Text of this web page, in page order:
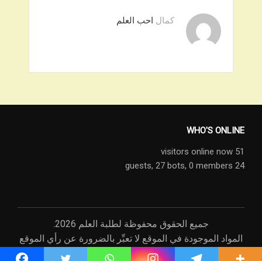
كمال احب العلم
WHO'S ONLINE
51 visitors online now
24 guests,
27 bots, 0 members
جميع الحقوق محفوظة لطلبة العلم 2026.
المواد الموجودة في الموقع لا تعبِّر بالضرورة عن رأي الموقع
أو رأي القائمين عليه، وإنما عن رأي مصادرها.